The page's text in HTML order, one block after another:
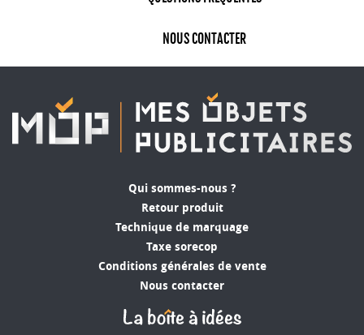
NOUS CONTACTER
Qui sommes-nous ?
Retour produit
Technique de marquage
Taxe sorecop
Conditions générales de vente
Nous contacter